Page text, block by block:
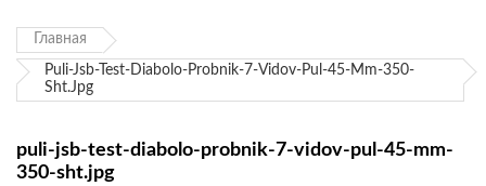
Главная
Puli-Jsb-Test-Diabolo-Probnik-7-Vidov-Pul-45-Mm-350-
Sht.jpg
puli-jsb-test-diabolo-probnik-7-vidov-pul-45-mm-
350-sht.jpg